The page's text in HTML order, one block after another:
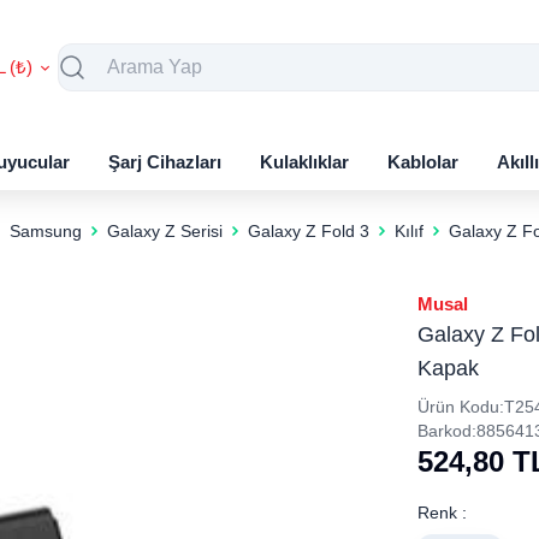
(₺)
Şarj Cihazları Kulaklıklar Kablolar
Samsung Galaxy Z Serisi Galaxy Z Fold 3 Kılıf Galaxy Z
Musal
Galaxy Z
Kapak
Ürün Kodu:
Barkod:
524,80
Renk :